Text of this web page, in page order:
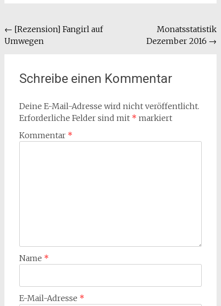
Beitragsnavigation
← [Rezension] Fangirl auf
Umwegen
Monatsstatistik
Dezember 2016 →
Schreibe einen Kommentar
Deine E-Mail-Adresse wird nicht veröffentlicht.
Erforderliche Felder sind mit * markiert
Kommentar *
Name *
E-Mail-Adresse *